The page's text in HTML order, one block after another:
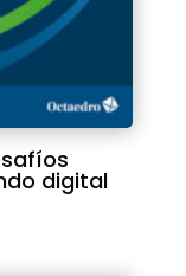
digital